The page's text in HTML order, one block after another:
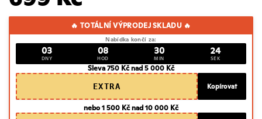
🔥 TOTÁLNÍ VÝPRODEJ SKLADU 🔥
Nabídka končí za:
03
DNY
08
HOD
30
MIN
23
SEK
Sleva 750 Kč nad 5 000 Kč
EXTRA
Kopírovat
nebo 1 500 Kč nad 10 000 Kč